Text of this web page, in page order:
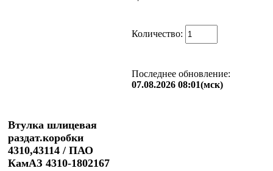
Количество:
Последнее обновление:
07.08.2026 08:01(мск)
Втулка шлицевая
раздат.коробки
4310,43114 / ПАО
КамАЗ 4310-1802167